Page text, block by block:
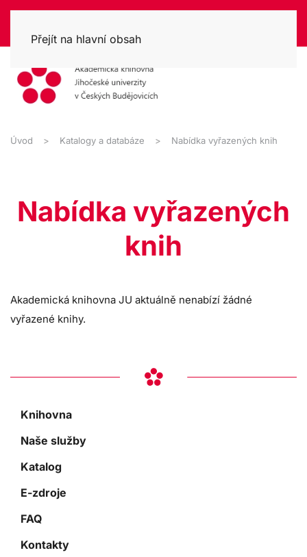
Přejít na hlavní obsah
Úvod Katalogy a databáze Nabídka vyřazených knih
Nabídka vyřazených
knih
Akademická knihovna JU aktuálně nenabízí žádné
vyřazené knihy.
Knihovna
Naše služby
Katalog
E-zdroje
FAQ
Kontakty